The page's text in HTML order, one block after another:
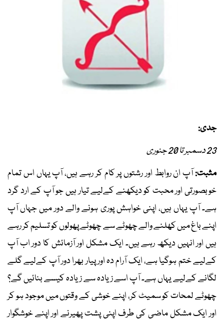
جدی:
23 دسمبر تا 20 جنوری
مثبت:آپ ان روابط اور رشتوں پر کام کر رہے ہیں، آپ یہاں اس تمام
خوبصورتی اور محبت کو دیکھنے کےلیے تیار ہیں جو آپ کے ارد گرد
ہے۔ آپ یہاں ہیں، اپنی خواہش پوری ہونے والے دور میں جہاں آپ
اپنے باغ میں کھلنے والے چھوٹے سے چھوٹے پھولوں کو تسلیم کر رہے
ہیں اور انہیں دیکھ رہے ہیں۔ ایک مشکل اور آزمائش کا دور اب آپ
کےلیے ختم ہوگیا ہے، ایک آرام دہ اور پیار بھرا دور آپ کےلیے گلے
لگانے کےلیے یہاں ہے۔ آپ اسے زیادہ سے زیادہ کیسے بنائیں گے؟
چھوٹے لمحات کو سمیٹ کر، اپنے خوشی کے وقتوں میں موجود ہو کر
اور ایک مشکل ماضی کی طرف اپنی پشت پھیرنے اور اپنے خوشگوار